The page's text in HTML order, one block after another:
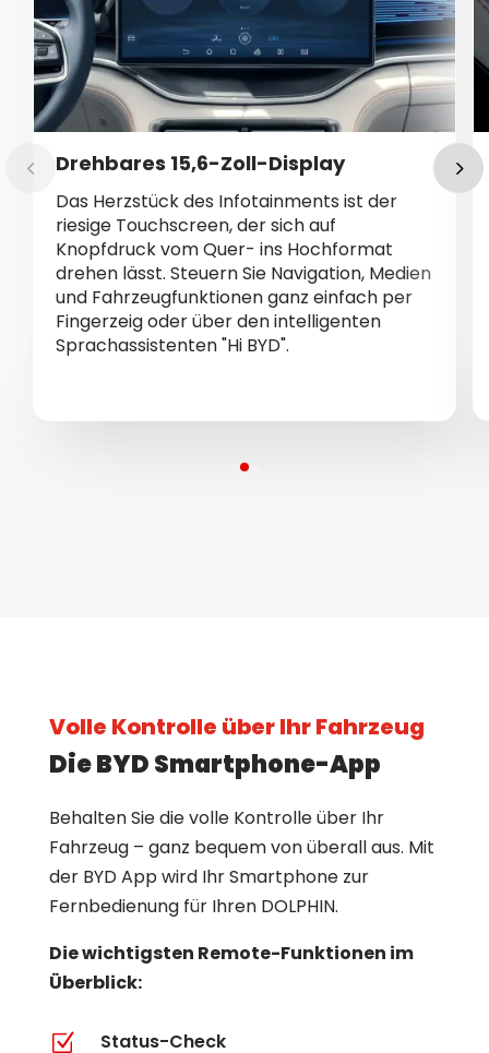
Drehbares 15,6-Zoll-Display
Das Herzstück des Infotainments ist der
riesige Touchscreen, der sich auf
Knopfdruck vom Quer- ins Hochformat
drehen lässt. Steuern Sie Navigation, Medien
und Fahrzeugfunktionen ganz einfach per
Fingerzeig oder über den intelligenten
Sprachassistenten "Hi BYD".
Volle Kontrolle über Ihr Fahrzeug
Die BYD Smartphone-App
Behalten Sie die volle Kontrolle über Ihr
Fahrzeug – ganz bequem von überall aus. Mit
der BYD App wird Ihr Smartphone zur
Fernbedienung für Ihren DOLPHIN.
Die wichtigsten Remote-Funktionen im
Überblick:
Z Status-Check